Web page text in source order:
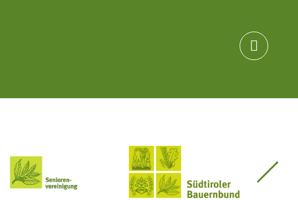

Seniorenvereinigung im SBB Südtiroler Bauernbund